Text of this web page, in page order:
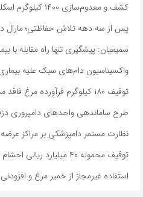
کشف و معدوم‌سازی ۱۴۰۰ کیلوگرم اسکلت مرغ غیربهداشتی در قم
پس از سه دهه تلاش حفاظتی؛ مارال در
سمیعیان: پیشگیری تنها راه مقابله با
واکسیناسیون دام‌های سبک علیه
توقیف ۱۸۰ کیلوگرم فرآورده مرغ فاقد مجوز در میانه
طرح ساماندهی واحدهای دامپروری
نظارت مستمر دامپزشکی بر مراکز
توقیف محموله ۴۰ میلیارد ریالی احشام قاچاق در مراغه
استفاده غیرمجاز از خمیر مرغ و